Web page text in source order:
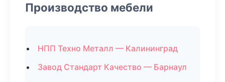
Производство мебели
НПП Техно Металл — Калининград
Завод Стандарт Качество — Барнаул